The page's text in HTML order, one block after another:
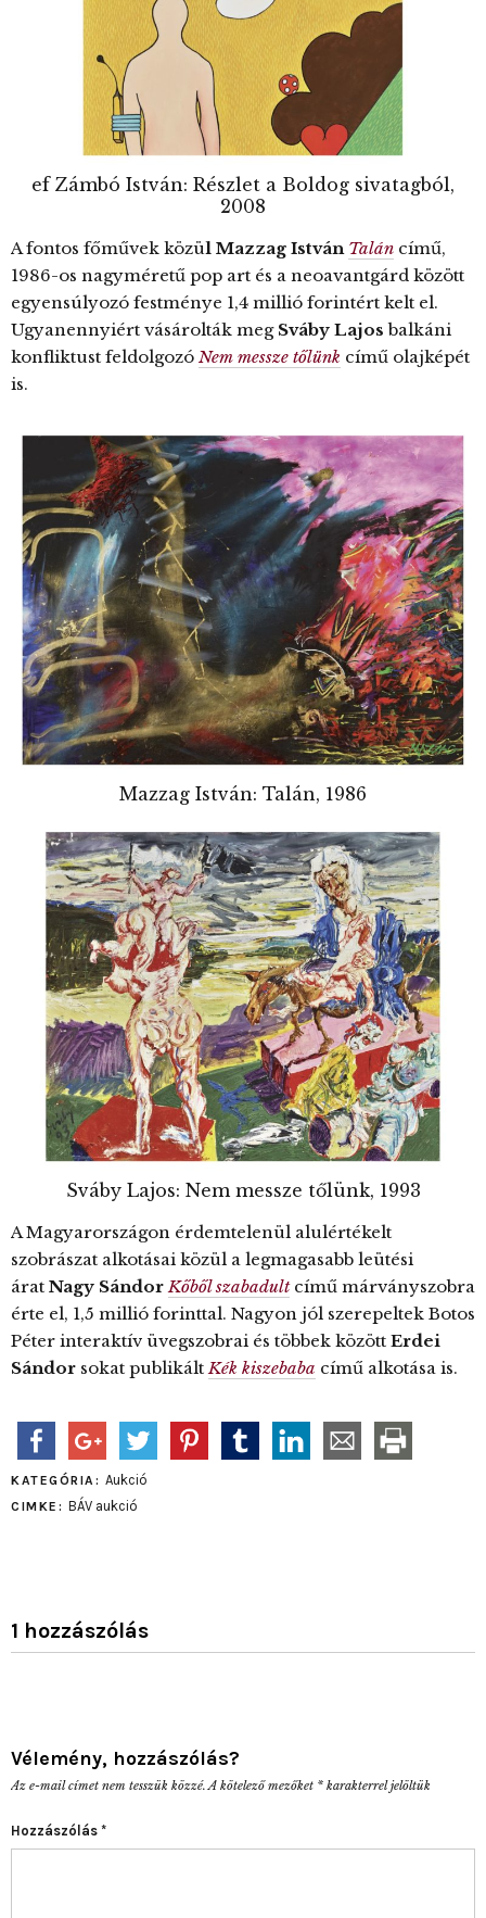
ef Zámbó István: Részlet a Boldog sivatagból,
2008
A fontos főművek közül Mazzag István Talán című,
1986-os nagyméretű pop art és a neoavantgárd között
egyensúlyozó festménye 1,4 millió forintért kelt el.
Ugyanennyiért vásárolták meg Sváby Lajos balkáni
konfliktust feldolgozó Nem messze tőlünk című olajképét
is.
Mazzag István: Talán, 1986
Sváby Lajos: Nem messze tőlünk, 1993
A Magyarországon érdemtelenül alulértékelt
szobrászat alkotásai közül a legmagasabb leütési
árat Nagy Sándor Kőből szabadultcímű márványszobra
érte el, 1,5 millió forinttal. Nagyon jól szerepeltek Botos
Péter interaktív üvegszobrai és többek között Erdei
Sándor sokat publikált Kék kiszebaba című alkotása is.
KATEGÓRIA: Aukció
CIMKE: BÁV aukció
1 hozzászólás
Vélemény, hozzászólás?
Az e-mail címet nem tesszük közzé. A kötelező mezőket * karakterrel jelöltük
Hozzászólás *